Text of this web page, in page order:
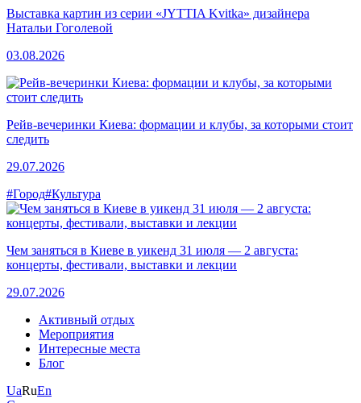
Выставка картин из серии «JYTTIA Kvitka» дизайнера
Натальи Гоголевой
03.08.2026
Рейв-вечеринки Киева: формации и клубы, за которыми стоит
следить
29.07.2026
#Город#Культура
Чем заняться в Киеве в уикенд 31 июля — 2 августа:
концерты, фестивали, выставки и лекции
29.07.2026
Активный отдых
Мероприятия
Интересные места
Блог
UaRuEn